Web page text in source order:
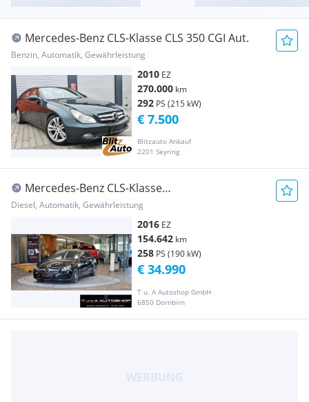
Mercedes-Benz CLS-Klasse CLS 350 CGI Aut.
Benzin, Automatik, Gewährleistung
2010 EZ
270.000 km
292 PS (215 kW)
Blitzauto Ankauf
2201 Seyring
€ 7.500
Mercedes-Benz CLS-Klasse
*Schiebedach*Kamera*Sitzbeluftung*
Diesel, Automatik, Gewährleistung
2016 EZ
154.642 km
258 PS (190 kW)
T u. A Autoshop GmbH
6850 Dornbirn
€ 34.990